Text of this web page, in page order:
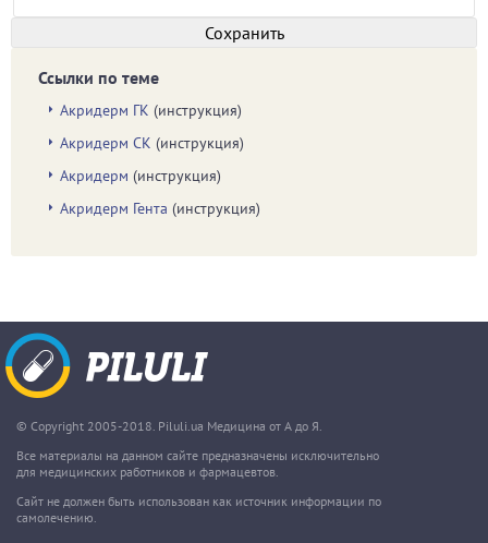
Ссылки по теме
Акридерм ГК (инструкция)
Акридерм СК (инструкция)
Акридерм (инструкция)
Акридерм Гента (инструкция)
© Copyright 2005-2018. Piluli.ua Медицина от А до Я.
Все материалы на данном сайте предназначены исключительно
для медицинских работников и фармацевтов.
Сайт не должен быть использован как источник информации по
самолечению.